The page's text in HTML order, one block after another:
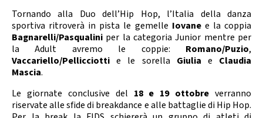
Tornando alla Duo dell’Hip Hop, l’Italia della danza
sportiva ritroverà in pista le gemelle Iovanee la coppia
Bagnarelli/Pasqualini per la categoria Junior mentre per
la Adult avremo le coppie: Romano/Puzio,
Vaccariello/Pellicciotti e le sorella Giulia e Claudia
Mascia.
Le giornate conclusive del 18 e 19 ottobre verranno
riservate alle sfide di breakdance e alle battaglie di Hip Hop.